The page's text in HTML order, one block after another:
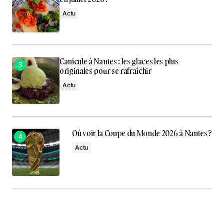
Actu
Canicule à Nantes : les glaces les plus
originales pour se rafraîchir
Actu
Où voir la Coupe du Monde 2026 à Nantes ?
Actu